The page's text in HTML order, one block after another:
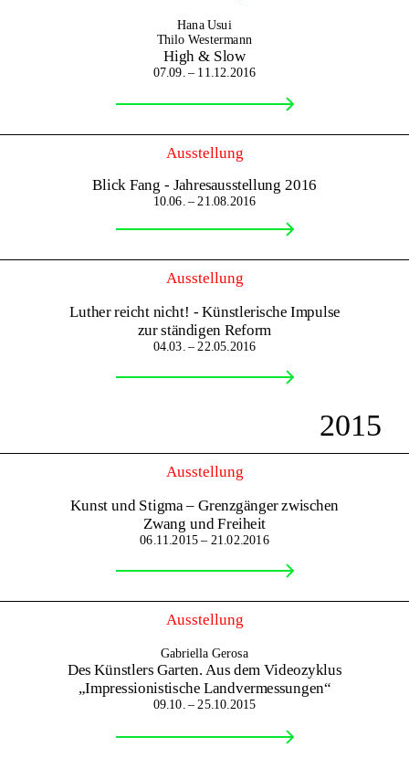
Hana Usui
Thilo Westermann
High & Slow
07.09. – 11.12.2016
Ausstellung
Blick Fang - Jahresausstellung 2016
10.06. – 21.08.2016
Ausstellung
Luther reicht nicht! - Künstlerische Impulse
zur ständigen Reform
04.03. – 22.05.2016
2015
Ausstellung
Kunst und Stigma – Grenzgänger zwischen
Zwang und Freiheit
06.11.2015 – 21.02.2016
Ausstellung
Gabriella Gerosa
Des Künstlers Garten. Aus dem Videozyklus
„Impressionistische Landvermessungen“
09.10. – 25.10.2015